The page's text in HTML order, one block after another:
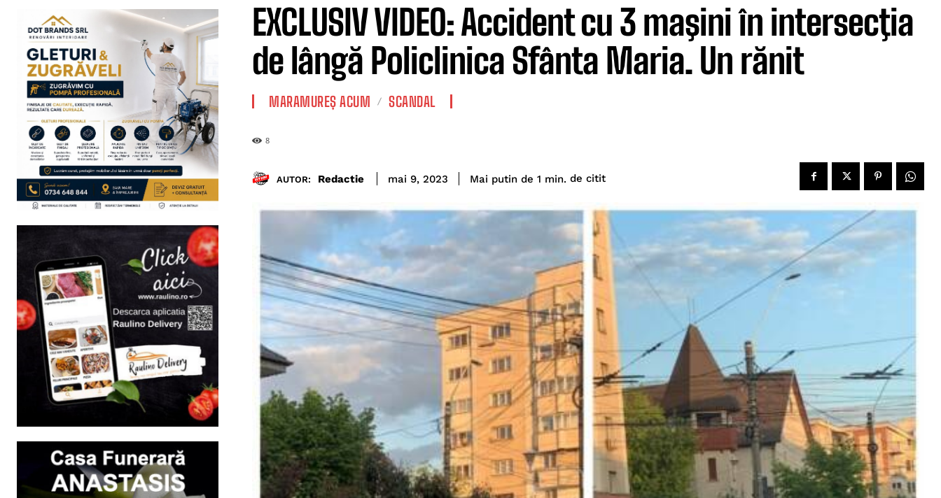
EXCLUSIV VIDEO: Accident cu 3 maşini în intersecţia
de lângă Policlinica Sfânta Maria. Un rănit
MARAMUREȘ ACUM SCANDAL
8
AUTOR: Redactie mai 9, 2023 Mai putin de 1 min. de citit